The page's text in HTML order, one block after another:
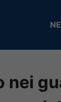
nei